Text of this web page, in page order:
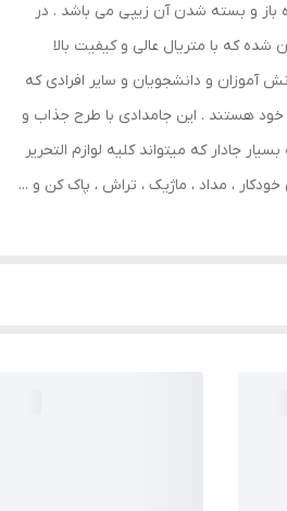
باز و بسته شدن آن زیپی می باشد . در
که با متریال عالی و کیفیت بالا
آموزان و دانشجویان و سایر افرادی که
خود هستند . این جامدادی با طرح جذاب و
جادار که میتواند کلیه لوازم التحریر
، مداد ، ماژیک ، تراش ، پاک کن و ...